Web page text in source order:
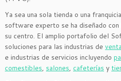
Ya sea una sola tienda o una
software experto se ha diseñado
su centro. El amplio portafolio del
soluciones para las industrias de
e industrias de servicios incluyendo
comestibles, salones, cafeterías y